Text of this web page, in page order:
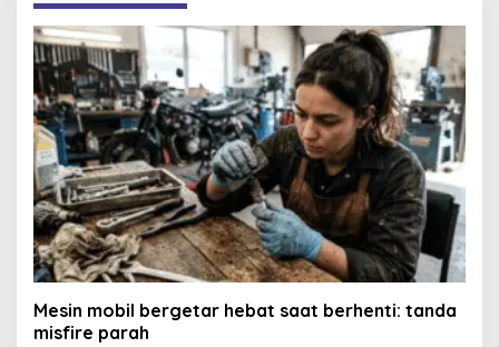
Mesin mobil bergetar hebat saat berhenti: tanda
misfire parah